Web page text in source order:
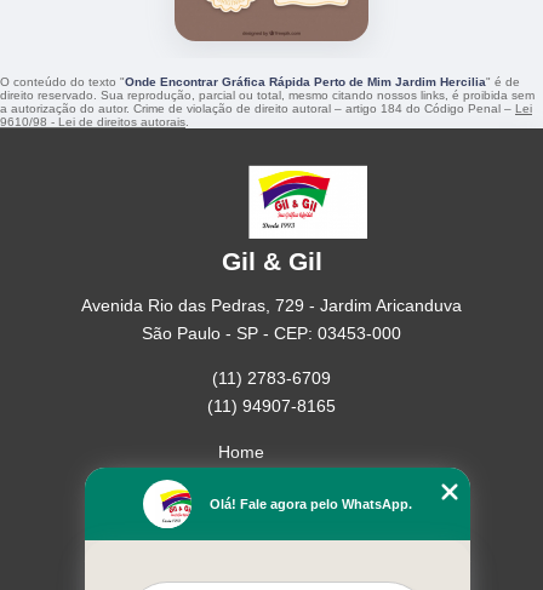
O conteúdo do texto "Onde Encontrar Gráfica Rápida Perto de Mim Jardim Hercilia" é de
direito reservado. Sua reprodução, parcial ou total, mesmo citando nossos links, é proibida sem
a autorização do autor. Crime de violação de direito autoral – artigo 184 do Código Penal – Lei
9610/98 - Lei de direitos autorais
Gil & Gil
Avenida Rio das Pedras, 729 - Jardim Aricanduva
São Paulo - SP - CEP: 03453-000
(11) 2783-6709
(11) 94907-8165
Home
Missão
Serviços
Olá! Fale agora pelo WhatsApp.